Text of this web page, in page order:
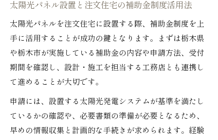
太陽光パネル設置と注文住宅の補助金制度活用法
太陽光パネルを注文住宅に設置する際、補助金制度を上
手に活用することが成功の鍵となります。まずは栃木県
や栃木市が実施している補助金の内容や申請方法、受付
期間を確認し、設計・施工を担当する工務店とも連携し
て進めることが大切です。
申請には、設置する太陽光発電システムが基準を満たし
ているかの確認や、必要書類の準備が必要となるため、
早めの情報収集と計画的な手続きが求められます。経験